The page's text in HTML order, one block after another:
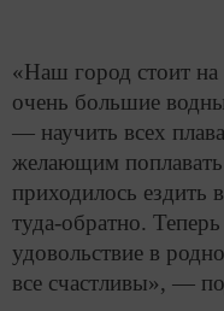
«Наш город стоит на
очень большие
— научить всех
желающим
приходилось ездить
туда-обратно.
удовольствие в
все счастливы», —